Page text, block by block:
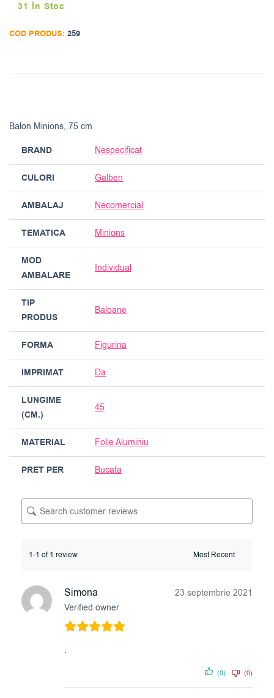
31 În Stoc
COD PRODUS: 259
Balon Minions, 75 cm
BRAND Nespecificat
CULORI Galben
AMBALAJ Necomercial
TEMATICA Minions
MOD
AMBALARE
Individual
TIP
PRODUS
Baloane
FORMA Figurina
IMPRIMAT Da
LUNGIME
(CM.)
45
MATERIAL Folie Aluminiu
PRET PER Bucata
1-1 of 1 review
Simona
Verified owner
23 septembrie 2021
.
(0) (0)